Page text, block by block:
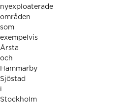
nyexploaterade
områden
som
exempelvis
Årsta
och
Hammarby
Sjöstad
i
Stockholm